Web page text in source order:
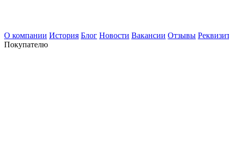
О компании История Блог Новости Вакансии Отзывы
Покупателю